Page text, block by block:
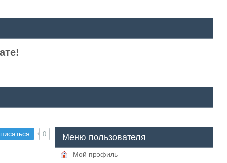
0 Меню пользователя
Мой профиль